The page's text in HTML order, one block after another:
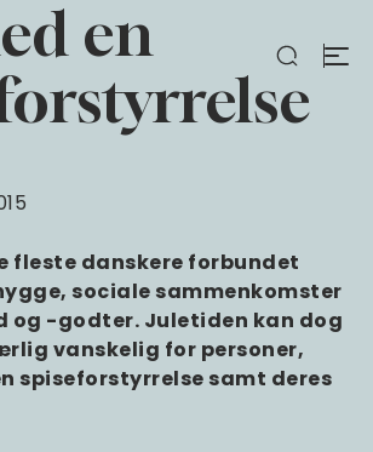
en
fleste danskere forbundet
sociale sammenkomster
og -godter. Juletiden kan dog
vanskelig for personer,
spiseforstyrrelse samt deres